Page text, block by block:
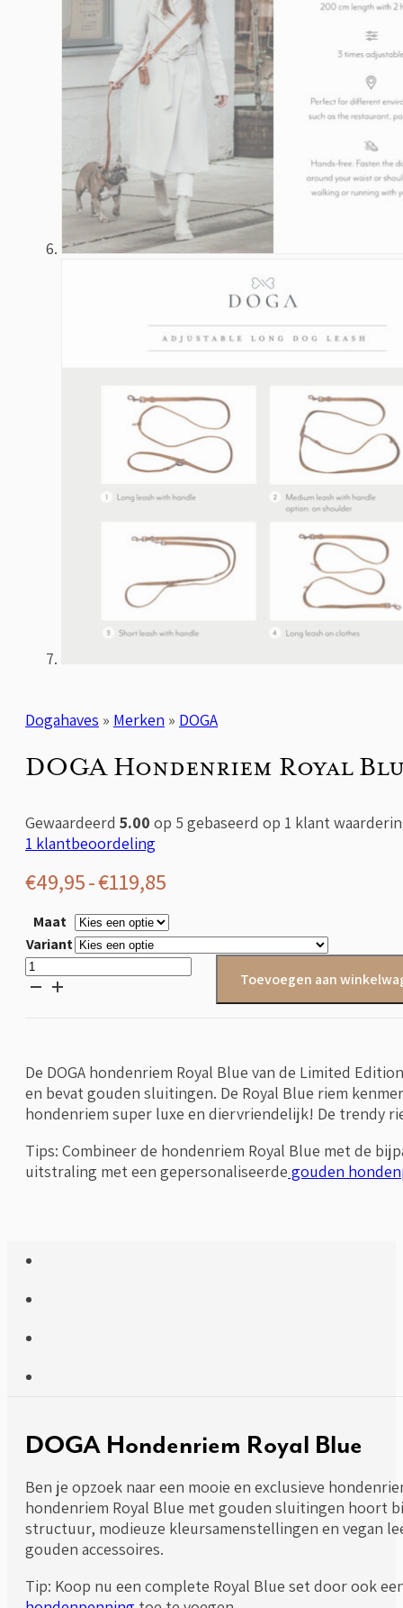
Dogahaves » Merken » DOGA
DOGA Hondenriem Royal
Gewaardeerd 5.00 op 5 gebaseerd op 1 klant
1 klantbeoordeling
€49,95-€119,85
€49,95
tot
€119,85
Maat
Variant
DOGA
Hondenriem
Toevoegen aan
De DOGA hondenriem Royal Blue van de Limited
en bevat gouden sluitingen. De Royal Blue riem
hondenriem super luxe en diervriendelijk! De trendy
Tips: Combineer de hondenriem Royal Blue met de
uitstraling met een gepersonaliseerde gouden
DOGA Hondenriem Royal Blue
Ben je opzoek naar een mooie en exclusieve
hondenriem Royal Blue met gouden sluitingen hoort
structuur, modieuze kleursamenstellingen en vegan
gouden accessoires.
Tip: Koop nu een complete Royal Blue set door ook